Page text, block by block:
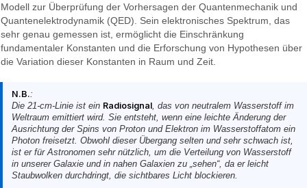
Modell zur Überprüfung der Vorhersagen der Quantenmechanik und
Quantenelektrodynamik (QED). Sein elektronisches Spektrum, das
sehr genau gemessen ist, ermöglicht die Einschränkung
fundamentaler Konstanten und die Erforschung von Hypothesen über
die Variation dieser Konstanten in Raum und Zeit.
N.B.:
Die 21-cm-Linie ist ein Radiosignal, das von neutralem Wasserstoff im
Weltraum emittiert wird. Sie entsteht, wenn eine leichte Änderung der
Ausrichtung der Spins von Proton und Elektron im Wasserstoffatom ein
Photon freisetzt. Obwohl dieser Übergang selten und sehr schwach ist,
ist er für Astronomen sehr nützlich, um die Verteilung von Wasserstoff
in unserer Galaxie und in nahen Galaxien zu „sehen“, da er leicht
Staubwolken durchdringt, die sichtbares Licht blockieren.